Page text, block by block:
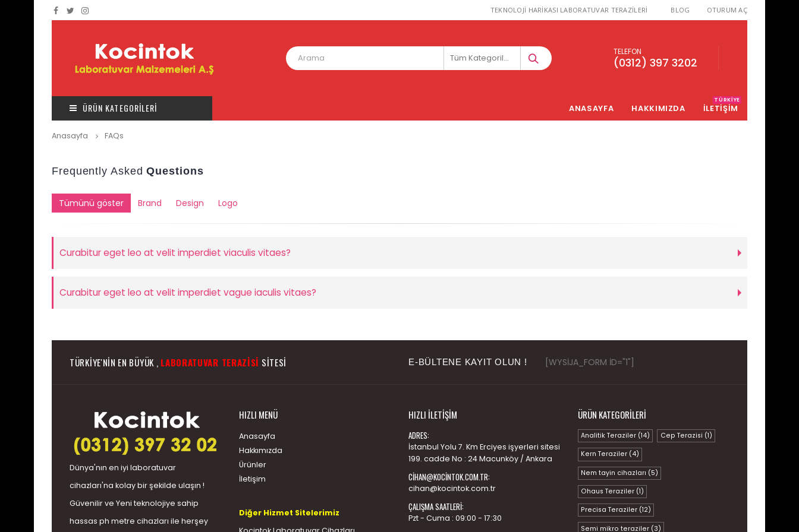
TEKNOLOJİ HARİKASI LABORATUVAR TERAZİLERİ BLOG OTURUM AÇ
Tüm Kategoriler
TELEFON
(0312) 397 3202
ÜRÜN KATEGORİLERİ ANASAYFA HAKKIMIZDA İLETİŞİM
TÜRKIYE
Anasayfa FAQs
Frequently AskedQuestions
Tümünü göster Brand Design Logo
Curabitur eget leo at velit imperdiet viaculis vitaes?
Curabitur eget leo at velit imperdiet vague iaculis vitaes?
TÜRKIYE'NIN EN BÜYÜK , LABORATUVAR TERAZISI SITESI E-BÜLTENE KAYIT OLUN ! [WYSIJA_FORM ID="1"]
Dünya'nın en iyi laboratuvar
cihazları'na kolay bir şekilde ulaşın !
Güvenilir ve Yeni teknolojiye sahip
hassas ph metre cihazları ile herşey
HIZLI MENÜ
Anasayfa
Hakkımızda
Ürünler
İletişim
Diğer Hizmet Sitelerimiz
HIZLI İLETIŞIM
ADRES:
İstanbul Yolu 7. Km Erciyes işyerleri sitesi
199. cadde No : 24 Macunköy / Ankara
CIHAN@KOCINTOK.COM.TR:
cihan@kocintok.com.tr
ÇALIŞMA SAATLERI:
Pzt - Cuma : 09:00 - 17:30
ÜRÜN KATEGORILERI
Analitik Teraziler (14) Cep Terazisi (1)
Kern Teraziler (4)
Nem tayin cihazları (5)
Ohaus Teraziler (1)
Precisa Teraziler (12)
Semi mikro teraziler (3)